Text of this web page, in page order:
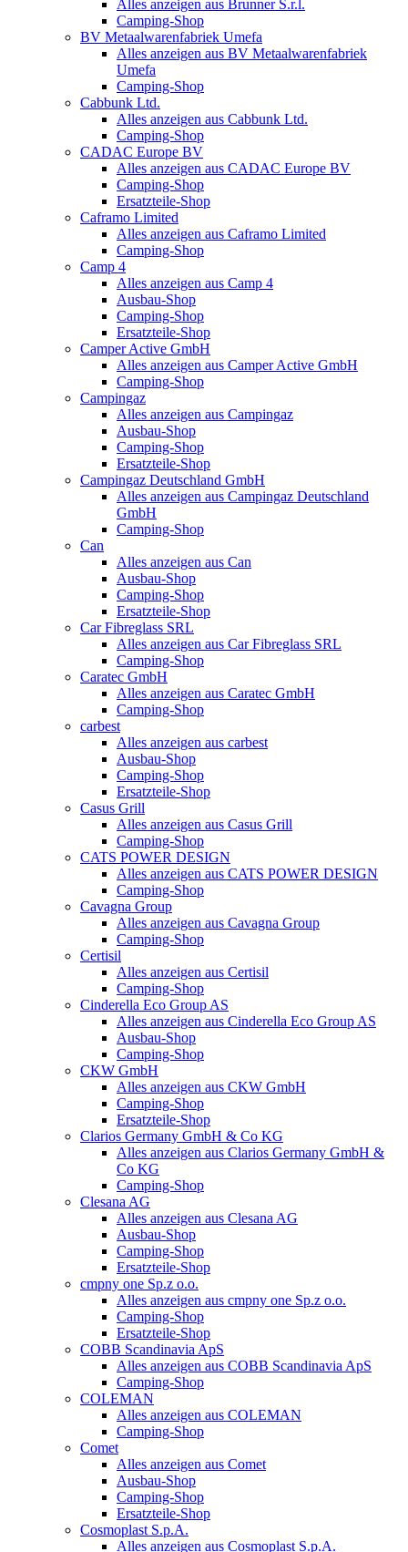
Alles anzeigen aus Brunner S.r.l.
Camping-Shop
BV Metaalwarenfabriek Umefa
Alles anzeigen aus BV Metaalwarenfabriek
Umefa
Camping-Shop
Cabbunk Ltd.
Alles anzeigen aus Cabbunk Ltd.
Camping-Shop
CADAC Europe BV
Alles anzeigen aus CADAC Europe BV
Camping-Shop
Ersatzteile-Shop
Caframo Limited
Alles anzeigen aus Caframo Limited
Camping-Shop
Camp 4
Alles anzeigen aus Camp 4
Ausbau-Shop
Camping-Shop
Ersatzteile-Shop
Camper Active GmbH
Alles anzeigen aus Camper Active GmbH
Camping-Shop
Campingaz
Alles anzeigen aus Campingaz
Ausbau-Shop
Camping-Shop
Ersatzteile-Shop
Campingaz Deutschland GmbH
Alles anzeigen aus Campingaz Deutschland
GmbH
Camping-Shop
Can
Alles anzeigen aus Can
Ausbau-Shop
Camping-Shop
Ersatzteile-Shop
Car Fibreglass SRL
Alles anzeigen aus Car Fibreglass SRL
Camping-Shop
Caratec GmbH
Alles anzeigen aus Caratec GmbH
Camping-Shop
carbest
Alles anzeigen aus carbest
Ausbau-Shop
Camping-Shop
Ersatzteile-Shop
Casus Grill
Alles anzeigen aus Casus Grill
Camping-Shop
CATS POWER DESIGN
Alles anzeigen aus CATS POWER DESIGN
Camping-Shop
Cavagna Group
Alles anzeigen aus Cavagna Group
Camping-Shop
Certisil
Alles anzeigen aus Certisil
Camping-Shop
Cinderella Eco Group AS
Alles anzeigen aus Cinderella Eco Group AS
Ausbau-Shop
Camping-Shop
CKW GmbH
Alles anzeigen aus CKW GmbH
Camping-Shop
Ersatzteile-Shop
Clarios Germany GmbH & Co KG
Alles anzeigen aus Clarios Germany GmbH &
Co KG
Camping-Shop
Clesana AG
Alles anzeigen aus Clesana AG
Ausbau-Shop
Camping-Shop
Ersatzteile-Shop
cmpny one Sp.z o.o.
Alles anzeigen aus cmpny one Sp.z o.o.
Camping-Shop
Ersatzteile-Shop
COBB Scandinavia ApS
Alles anzeigen aus COBB Scandinavia ApS
Camping-Shop
COLEMAN
Alles anzeigen aus COLEMAN
Camping-Shop
Comet
Alles anzeigen aus Comet
Ausbau-Shop
Camping-Shop
Ersatzteile-Shop
Cosmoplast S.p.A.
Alles anzeigen aus Cosmoplast S.p.A.